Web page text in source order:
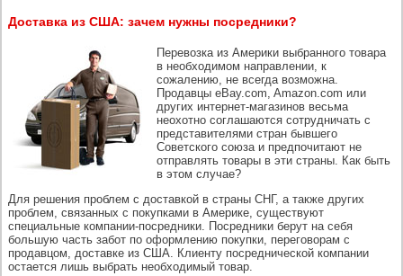
Доставка из США: зачем нужны посредники?
Перевозка из Америки выбранного товара
в необходимом направлении, к
сожалению, не всегда возможна.
Продавцы eBay.com, Amazon.com или
других интернет-магазинов весьма
неохотно соглашаются сотрудничать с
представителями стран бывшего
Советского союза и предпочитают не
отправлять товары в эти страны. Как быть
в этом случае?
Для решения проблем с доставкой в страны СНГ, а также других
проблем, связанных с покупками в Америке, существуют
специальные компании-посредники. Посредники берут на себя
большую часть забот по оформлению покупки, переговорам с
продавцом, доставке из США. Клиенту посреднической компании
остается лишь выбрать необходимый товар.